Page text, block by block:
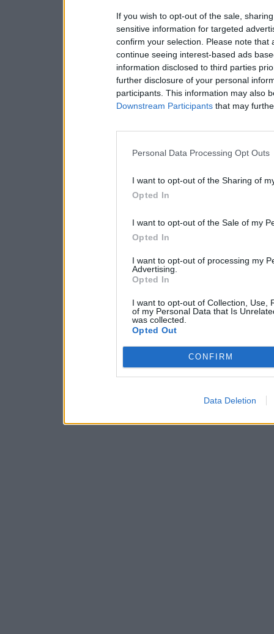
If you wish to opt-out of the sale,
sensitive information for targeted
confirm your selection. Please note
continue seeing interest-based ads
information disclosed to third parties
further disclosure of your personal
participants. This information may also
Downstream Participants that may
Personal Data Processing Opt Outs
I want to opt-out of the Sharing of
Opted In
I want to opt-out of the Sale of my
Opted In
I want to opt-out of processing my
Advertising.
Opted In
I want to opt-out of Collection, Use,
of my Personal Data that Is
was collected.
Opted Out
CONFIRM
Data Deletion